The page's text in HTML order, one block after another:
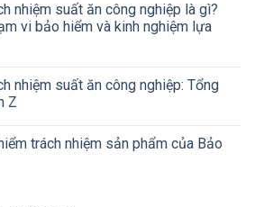
nhiệm suất ăn công nghiệp là gì?
vi bảo hiểm và kinh nghiệm lựa
nhiệm suất ăn công nghiệp: Tổng
Z
trách nhiệm sản phẩm của Bảo